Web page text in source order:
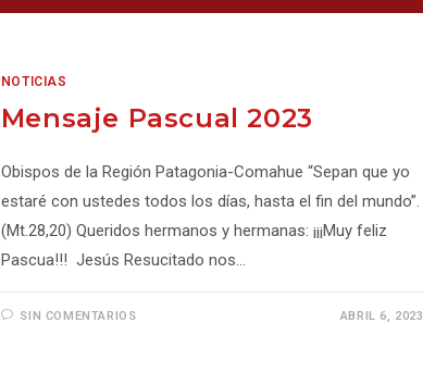
NOTICIAS
Mensaje Pascual 2023
Obispos de la Región Patagonia-Comahue “Sepan que yo
estaré con ustedes todos los días, hasta el fin del mundo”.
(Mt.28,20) Queridos hermanos y hermanas: ¡¡¡Muy feliz
Pascua!!! Jesús Resucitado nos…
SIN COMENTARIOS ABRIL 6, 2023